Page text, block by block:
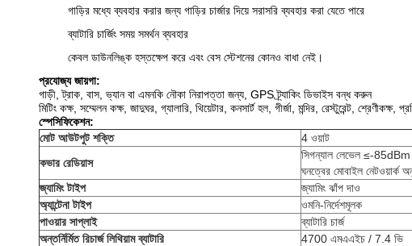
গাড়ির মধ্যে ব্যবহার করার জন্য গাড়ির চার্জার দিয়ে সরাসরি ব্যবহার করা যেতে পারে
ব্যাটারি চার্জিং সময় সমর্থন ব্যবহার
কেবল ডাউনলিঙ্ক হস্তক্ষেপ করে এবং বেস স্টেশনের কোনও বাধা নেই।
প্রযোজ্য জায়গা:
গাড়ী, ট্রাক, বাস, ভ্যান বা এমনকি নৌকা নিরাপত্তা জন্য, GPS ট্র্যাকিং ডিভাইস বন্ধ করুন
মিটিং কক্ষ, সম্মেলন কক্ষ, জাদুঘর, গ্যালারি, থিয়েটার, কনসার্ট হল, গীর্জা, মন্দির, রেস্টুরেন্ট, শ্রেণীকক্ষ,
স্পেসিফিকেশন:
মোট আউটপুট শক্তি
4 ওয়াট
কভার রেডিয়াস
সিগন্যাল লেভেল ≤-
ঘনত্বের মোবাইল নেটওয়ার্ক
জ্যামিং টাইপ
জ্যামিং ঝাঁপ দাও
অ্যান্টেনা টাইপ
ওমনি-নির্দেশমূলক
পাওয়ার সাপ্লাই
ব্যাটারি চার্জ
অন্তর্নির্মিত রিচার্জ লিথিয়াম ব্যাটারি
4700 এমএএইচ / 7.4 ভি